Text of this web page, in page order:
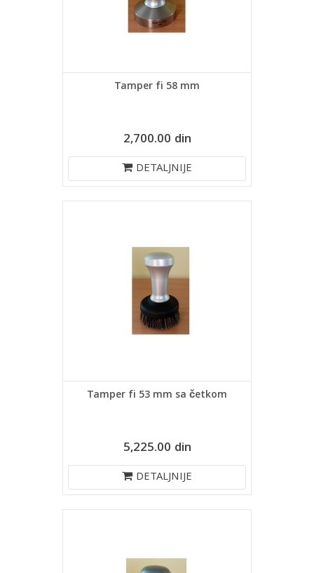
Tamper fi 58 mm
2,700.00 din
DETALJNIJE
Tamper fi 53 mm sa četkom
5,225.00 din
DETALJNIJE